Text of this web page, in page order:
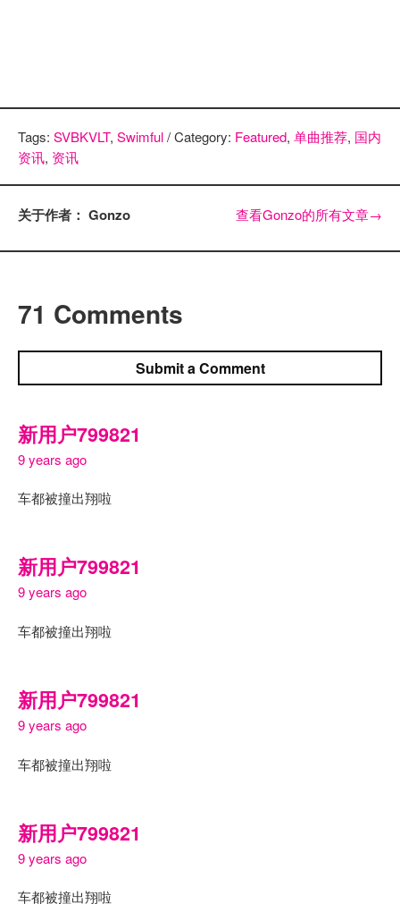
Tags: SVBKVLT, Swimful/ Category: Featured, 单曲推荐, 国内
资讯, 资讯
关于作者： Gonzo 查看Gonzo的所有文章→
71 Comments
Submit a Comment
新用户799821
9 years ago
车都被撞出翔啦
新用户799821
9 years ago
车都被撞出翔啦
新用户799821
9 years ago
车都被撞出翔啦
新用户799821
9 years ago
车都被撞出翔啦